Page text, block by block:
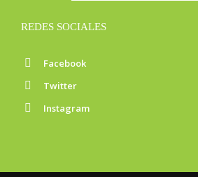
REDES SOCIALES
Facebook
Twitter
Instagram